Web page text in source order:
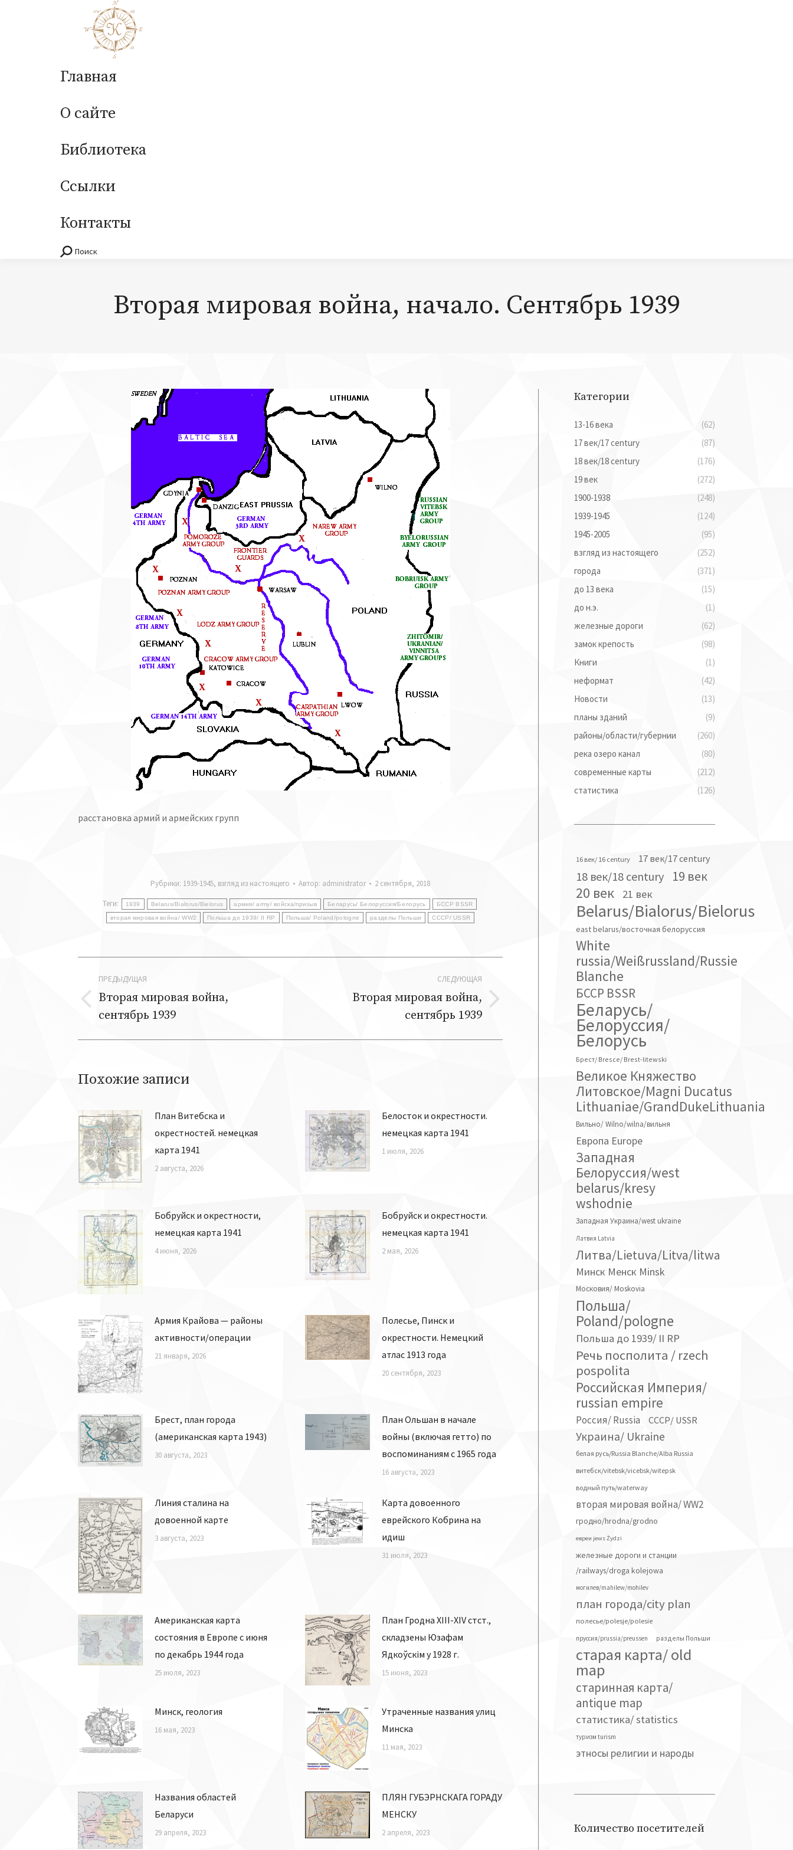
Главная
О сайте
Библиотека
Ссылки
Контакты
Поиск:Поиск
Вторая мировая война, начало. Сентябрь 1939
расстановка армий и армейских групп
Рубрики: 1939-1945, взгляд из настоящего Автор: administrator
2 сентября, 2018
Теги:
1939 Belarus/Bialorus/Bielorus армия/ army/ войска/призыв Беларусь/ Белоруссия/Белорусь БССР BSSR
вторая мировая война/ WW2 Польша до 1939/ II RP Польша/ Poland/pologne разделы Польши СССР/ USSR
по
записям
ПРЕДЫДУЩАЯ
Предыдущая
Вторая мировая война,
сентябрь 1939
СЛЕДУЮЩАЯ
Вторая мировая война,
сентябрь 1939
Похожие записи
План Витебска и
окрестностей. немецкая
карта 1941
2 августа, 2026
Белосток и окрестности.
немецкая карта 1941
1 июля, 2026
Бобруйск и окрестности,
немецкая карта 1941
4 июня, 2026
Бобруйск и окрестности.
немецкая карта 1941
2 мая, 2026
Армия Крайова — районы
активности/операции
21 января, 2026
Полесье, Пинск и
окрестности. Немецкий
атлас 1913 года
20 сентября, 2023
Брест, план города
(американская карта 1943)
30 августа, 2023
План Ольшан в начале
войны (включая гетто) по
воспоминаниям с 1965 года
16 августа, 2023
Линия сталина на
довоенной карте
3 августа, 2023
Карта довоенного
еврейского Кобрина на
идиш
31 июля, 2023
Американская карта
состояния в Европе с июня
по декабрь 1944 года
25 июля, 2023
План Гродна XIII-XIV стст.,
складзены Юзафам
Ядкоўскім у 1928 г.
15 июня, 2023
Минск, геология
16 мая, 2023
Утраченные названия улиц
Минска
11 мая, 2023
Названия областей
Беларуси
29 апреля, 2023
ПЛЯН ГУБЭРНСКАГА ГОРАДУ
МЕНСКУ
2 апреля, 2023
Категории
13-16 века
(62)
17 век/17 century
(87)
18 век/18 century
(176)
19 век
(272)
1900-1938
(248)
1939-1945
(124)
1945-2005
(95)
взгляд из настоящего
(252)
города
(371)
до 13 века
(15)
до н.э.
(1)
железные дороги
(62)
замок крепость
(98)
Книги
(1)
неформат
(42)
Новости
(13)
планы зданий
(9)
районы/области/губернии
(260)
река озеро канал
(80)
современные карты
(212)
статистика
(126)
16 век/ 16 century 17 век/17 century
18 век/18 century 19 век
20 век 21 век
Belarus/Bialorus/Bielorus
east belarus/восточная белоруссия
White
russia/Weißrussland/Russie
Blanche
БССР BSSR
Беларусь/
Белоруссия/
Белорусь
Брест/ Bresce/ Brest-litewski
Великое Княжество
Литовское/Magni Ducatus
Lithuaniae/GrandDukeLithuania
Вильно/ Wilno/wilna/вильня
Европа Europe
Западная
Белоруссия/west
belarus/kresy
wshodnie
Западная Украина/west ukraine
Латвия Latvia
Литва/Lietuva/Litva/litwa
Минск Менск Minsk
Московия/ Moskovia
Польша/
Poland/pologne
Польша до 1939/ II RP
Речь посполита / rzech
pospolita
Российская Империя/
russian empire
Россия/ Russia СССР/ USSR
Украина/ Ukraine
белая русь/Russia Blanche/Alba Russia
витебск/vitebsk/vicebsk/witepsk
водный путь/waterway
вторая мировая война/ WW2
гродно/hrodna/grodno
евреи jews Żydzi
железные дороги и станции
/railways/droga kolejowa
могилев/mahilew/mohilev
план города/city plan
полесье/polesje/polesie
пруссия/prussia/preussen разделы Польши
старая карта/ old
map
старинная карта/
antique map
статистика/ statistics
туризм turism
этносы религии и народы
Количество посетителей